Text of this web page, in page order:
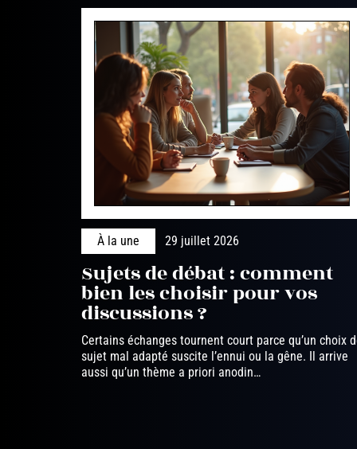
À la une 29 juillet 2026
Sujets de débat : comment
bien les choisir pour vos
discussions ?
Certains échanges tournent court parce qu’un choix
sujet mal adapté suscite l’ennui ou la gêne. Il arrive
aussi qu’un thème a priori anodin…